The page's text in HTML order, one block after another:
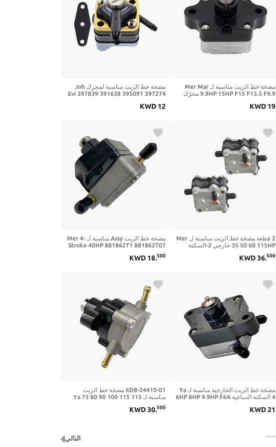
مضخة خط الزيت مناسبة لـ Mer Mar
9.9HP 15HP F15 F13.5 F9.9 محرّك
835389A2 F15-07140000 18-35302
KWD 19
مضخة خط الزيت مناسبة لمحرك Joh
Evi 397839 391638 395091 397274
البحر الخارجي 9-35350 18-7350
KWD 12
2 قطعة مضخة خط الزيت مناسبة ل Mer
35 50 60 115HP خارجي 2-السكتة
14360A71
KWD36.500
مضخة خط الزيت Assy مناسبة لـ Mer 4-
Stroke 40HP 881862T1 881862T07
Stroke 40HP 45HP 50HP 55HP
KWD 18.500
مضخة خط الزيت الخارجية مناسبة لـ Ya
4 السكتة الدماغية 6HP 8HP 9.9HP F6A
00/01/02 68T244100100 Par F8-
KWD21
6D8-24410-01 مضخة خط الزيت
مناسبة لـ Ya 75 80 90 100 115 115
24410-10-00 68V-24410-00
KWD30.500
التالي